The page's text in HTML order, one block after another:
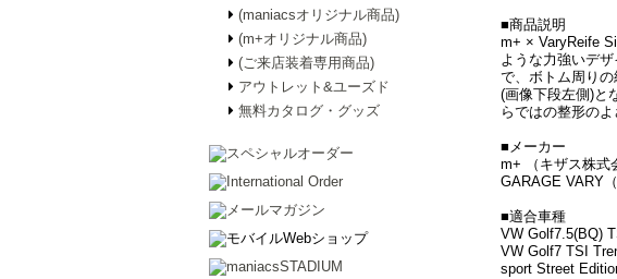
(maniacsオリジナル商品)
(m+オリジナル商品)
(ご来店装着専用商品)
アウトレット&ユーズド
無料カタログ・グッズ
■商品説明
m+ × VaryReife
ような力強いデ
で、ボトム周り
(画像下段左側)と
らではの整形の
■メーカー
m+ （キザス株式
GARAGE VARY
■適合車種
VW Golf7.5(BQ)
VW Golf7 TSI
sport Street